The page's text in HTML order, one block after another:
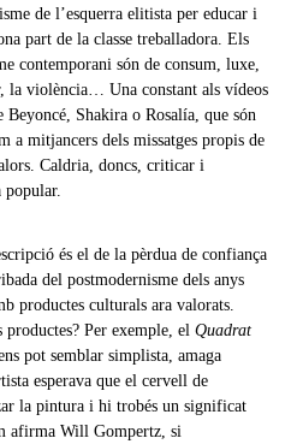
de l’esquerra elitista per educar i
part de la classe treballadora. Els
contemporani són de consum, luxe,
la violència… Una constant als vídeos
Beyoncé, Shakira o Rosalía, que són
a mitjancers dels missatges propis de
Caldria, doncs, criticar i
popular.
és el de la pèrdua de confiança
del postmodernisme dels anys
productes culturals ara valorats.
productes? Per exemple, el Quadrat
pot semblar simplista, amaga
esperava que el cervell de
la pintura i hi trobés un significat
afirma Will Gompertz, si